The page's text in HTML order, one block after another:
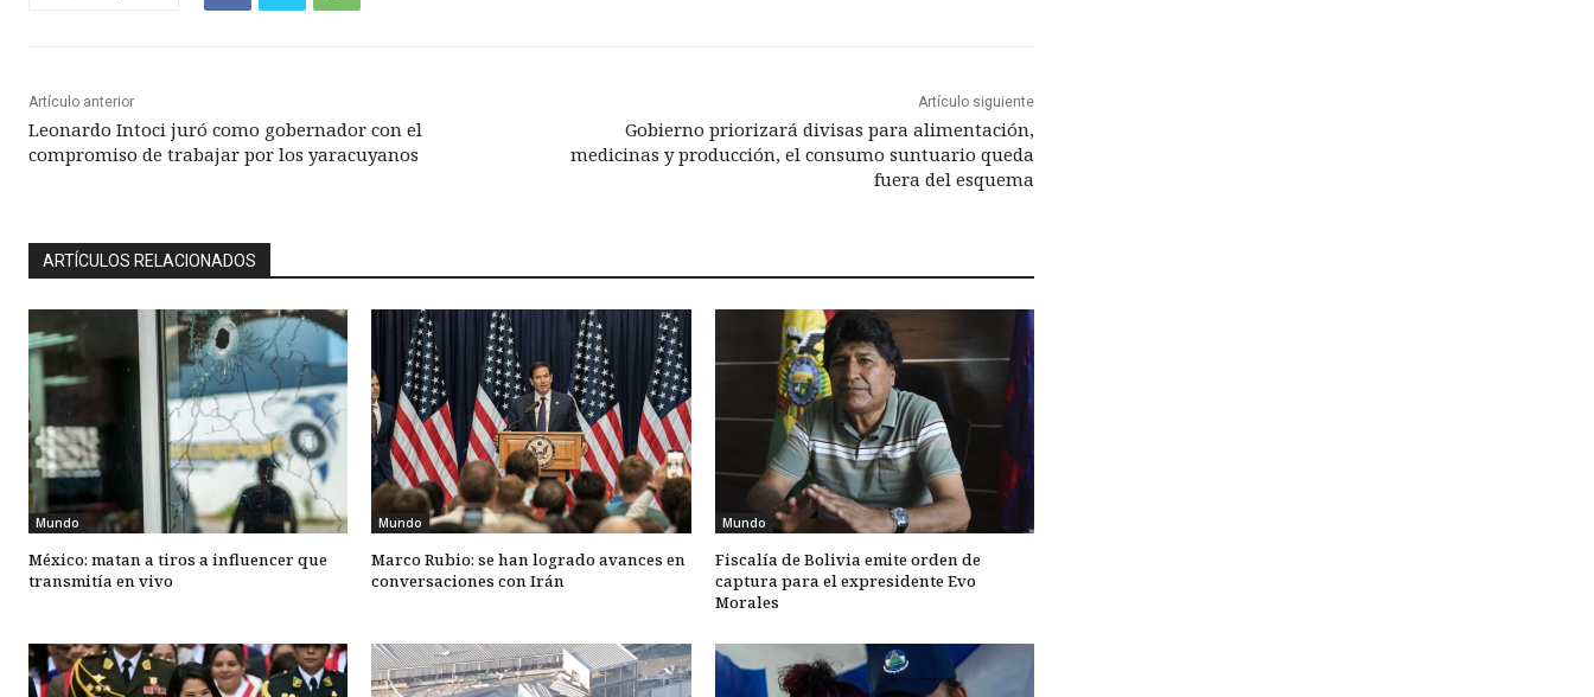
Artículo anterior
Leonardo Intoci juró como gobernador con el
compromiso de trabajar por los yaracuyanos
Artículo siguiente
Gobierno priorizará divisas para alimentación,
medicinas y producción, el consumo suntuario queda
fuera del esquema
ARTÍCULOS RELACIONADOS
Mundo
México: matan a tiros a influencer que
transmitía en vivo
Mundo
Marco Rubio: se han logrado avances en
conversaciones con Irán
Mundo
Fiscalía de Bolivia emite orden de
captura para el expresidente Evo
Morales